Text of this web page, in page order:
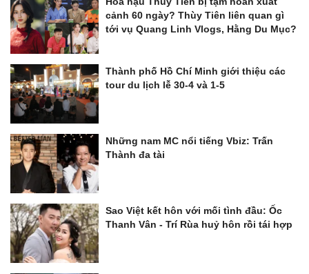
cảnh 60 ngày? Thùy Tiên liên quan gì
tới vụ Quang Linh Vlogs, Hằng Du Mục?
Thành phố Hồ Chí Minh giới thiệu các
tour du lịch lễ 30-4 và 1-5
Những nam MC nổi tiếng Vbiz: Trấn
Thành đa tài
Sao Việt kết hôn với mối tình đầu: Ốc
Thanh Vân - Trí Rùa huỷ hôn rồi tái hợp